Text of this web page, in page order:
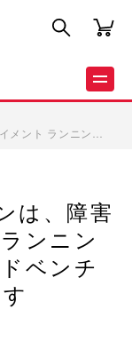
メント ランニン…
は、障害
ンニン
ベンチ